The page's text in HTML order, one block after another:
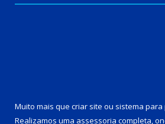
Muito mais que criar site ou sistema
Realizamos uma assessoria completa,